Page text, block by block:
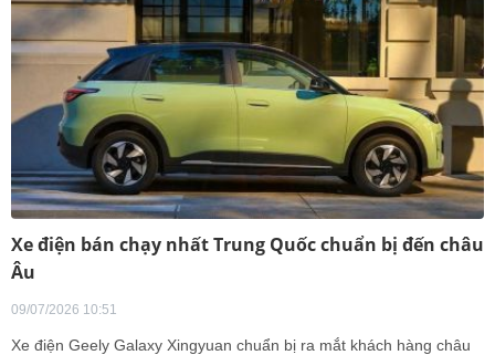
Xe điện bán chạy nhất Trung Quốc chuẩn bị đến châu
Âu
09/07/2026 10:51
Xe điện Geely Galaxy Xingyuan chuẩn bị ra mắt khách hàng châu